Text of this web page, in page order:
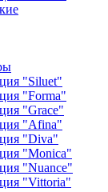
"Siluet"
"Forma"
"Grace"
"Afina"
"Diva"
"Monica"
"Nuance"
"Vittoria"